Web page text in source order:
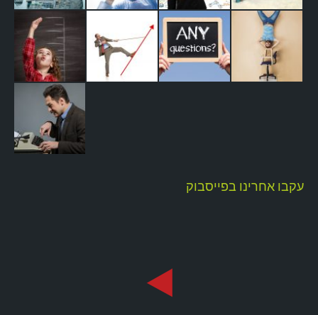
עקבו אחרינו בפייסבוק